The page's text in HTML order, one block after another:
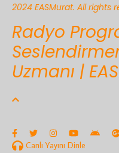
2024 EASMurat. All rights
Radyo
Uzmanı |
Canlı Yayını Dinle